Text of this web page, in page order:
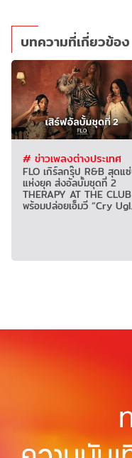
บทความที่เกี่ยวข้อง
# ข่าวเพลงต่างประเทศ
FLO เกิร์ลกรุ๊ป R&B สุดแ
แห่งยุค ส่งอัลบั้มชุดที่ 2
THERAPY AT THE CLUB
พร้อมปล่อยเอ็มวี “Cry